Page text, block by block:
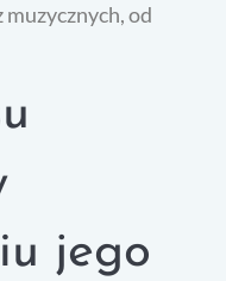
od
jego